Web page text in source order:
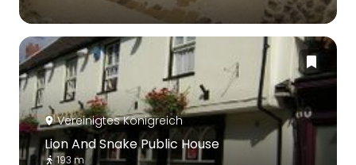
Vereinigtes Königreich
Lion And Snake Public House
193 m